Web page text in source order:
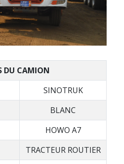
DU CAMION
SINOTRUK
BLANC
HOWO A7
TRACTEUR ROUTIER